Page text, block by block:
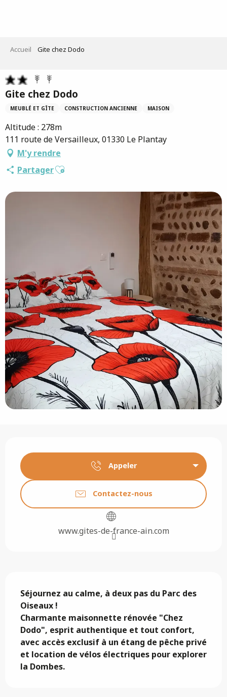
Accueil Gite chez Dodo
Gite chez Dodo
MEUBLÉ ET GÎTE CONSTRUCTION ANCIENNE MAISON
Altitude : 278m
111 route de Versailleux, 01330 Le Plantay
M'y rendre
PartagerAjouter aux favoris
Appeler
Contactez-nous
www.gites-de-france-ain.com
Séjournez au calme, à deux pas du Parc des
Oiseaux !
Charmante maisonnette rénovée "Chez
Dodo", esprit authentique et tout confort,
avec accès exclusif à un étang de pêche privé
et location de vélos électriques pour explorer
la Dombes.